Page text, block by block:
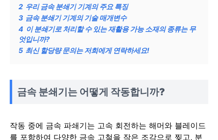
2 우리 금속 분쇄기 기계의 주요 특징
3 금속 분쇄기 기계의 기술 매개변수
4 이 분쇄기로 처리할 수 있는 재활용 가능 소재의 종류는 무
엇입니까?
5 최신 할당량 문의는 저희에게 연락하세요!
금속 분쇄기는 어떻게 작동합니까?
작동 중에 금속 파쇄기는 고속 회전하는 해머와 블레이드
를 포함하여 다양한 금속 고철을 작은 조각으로 찢고, 분